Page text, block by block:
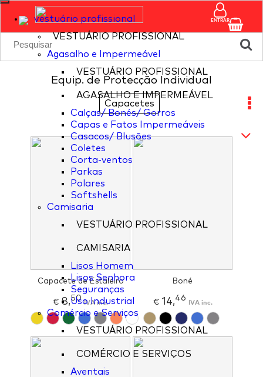
vestuário profissional
VESTUÁRIO PROFISSIONAL
Agasalho e Impermeável
VESTUÁRIO PROFISSIONAL
AGASALHO E IMPERMEÁVEL
Calças/ Bonés/ Gorros
Capas e Fatos Impermeáveis
Casacos/ Blusões
Coletes
Corta-ventos
Parkas
Polares
Softshells
Camisaria
VESTUÁRIO PROFISSIONAL
CAMISARIA
Lisos Homem
Lisos Senhora
Seguranças
Uso Industrial
Comércio e Serviços
VESTUÁRIO PROFISSIONAL
COMÉRCIO E SERVIÇOS
Aventais
ENTRAR
Equip. de Protecção Individual
Capacetes
Capacete de Estaleiro
€ 8,50 IVA inc.
Boné
€14,46 IVA inc.